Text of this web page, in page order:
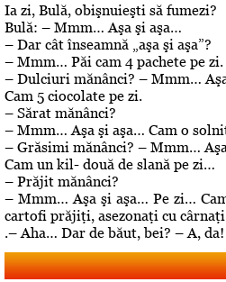
Ia zi, Bulă, obişnuieşti să fumezi?
Bulă: – Mmm… Aşa şi aşa…
– Dar cât înseamnă „aşa şi aşa”?
– Mmm… Păi cam 4 pachete pe zi.
– Dulciuri mănânci? – Mmm…
Cam 5 ciocolate pe zi.
– Sărat mănânci?
– Mmm… Aşa şi aşa… Cam o
– Grăsimi mănânci? – Mmm…
Cam un kil- două de slană pe zi…
– Prăjit mănânci?
– Mmm… Aşa şi aşa… Pe zi…
cartofi prăjiţi, asezonaţi cu cârnaţi
.– Aha… Dar de băut, bei? – A,